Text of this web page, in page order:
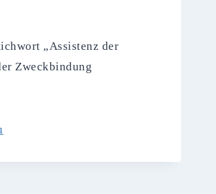
„Assistenz der
Zweckbindung